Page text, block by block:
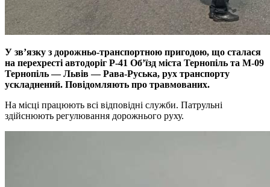
У зв’язку з дорожньо-транспортною пригодою, що сталася
на перехресті автодоріг Р-41 Об’їзд міста Тернопіль та М-09
Тернопіль — Львів — Рава-Руська, рух транспорту
ускладнений. Повідомляють про травмованих.
На місці працюють всі відповідні служби. Патрульні
здійснюють регулювання дорожнього руху.